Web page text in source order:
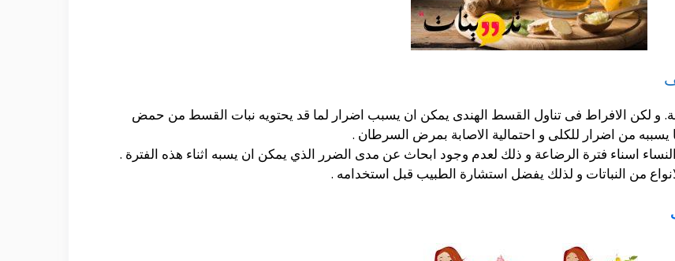
و لكن الافراط فى تناول القسط الهندى يمكن ان يسبب اضرار لما قد يحتويه نبات القسط من حمض
من اضرار للكلى و احتمالية الاصابة بمرض السرطان .
اسناء فترة الرضاعة و ذلك لعدم وجود ابحاث عن مدى الضرر الذي يمكن ان يسبه اثناء هذه الفترة .
من النباتات و لذلك يفضل استشارة الطبيب قبل استخدامه .